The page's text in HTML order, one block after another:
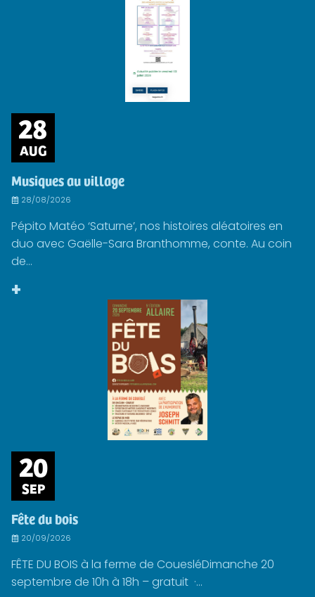
28
AUG
Musiques au village
28/08/2026
Pépito Matéo ‘Saturne’, nos histoires aléatoires en
duo avec Gaëlle-Sara Branthomme, conte. Au coin
de...
+
20
SEP
Fête du bois
20/09/2026
FÊTE DU BOIS à la ferme de CouesléDimanche 20
septembre de 10h à 18h – gratuit ·...